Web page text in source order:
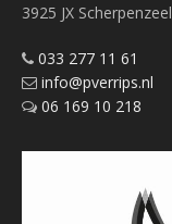
3925 JX Scherpenzeel
033 277 11 61
info@pverrips.nl
06 169 10 218